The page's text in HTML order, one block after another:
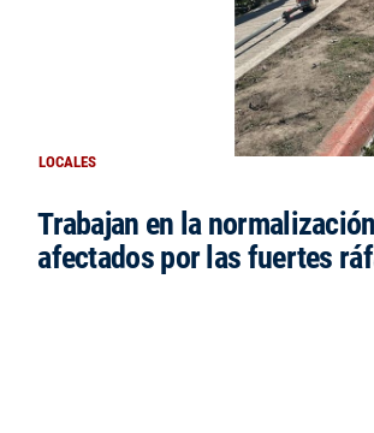
LOCALES
Trabajan en la
afectados por las fuertes